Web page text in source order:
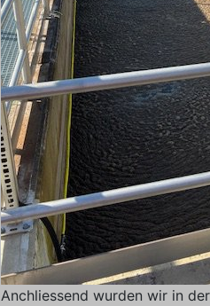
Anchliessend wurden wir in